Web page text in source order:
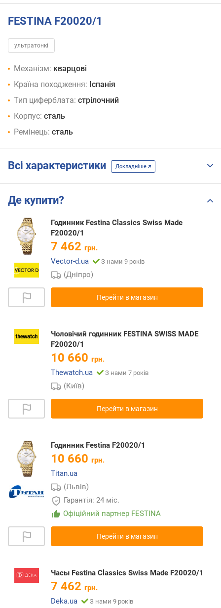
FESTINA F20020/1
ультратонкі
Механізм: кварцові
Країна походження: Іспанія
Тип циферблата: стрілочний
Корпус: сталь
Ремінець: сталь
Всі характеристики Докладніше
Де купити?
Годинник Festina Classics Swiss Made
F20020/1
7 462 грн.
Vector-d.ua
З нами 9 років
(Дніпро)
Перейти в магазин
Чоловічий годинник FESTINA SWISS MADE
F20020/1
10 660 грн.
Thewatch.ua
З нами 7 років
(Київ)
Перейти в магазин
Годинник Festina F20020/1
10 660 грн.
Titan.ua
(Львів)
Гарантія: 24 міс.
Офіційний партнер FESTINA
Перейти в магазин
Часы Festina Classics Swiss Made F20020/1
7 462 грн.
Deka.ua
З нами 9 років